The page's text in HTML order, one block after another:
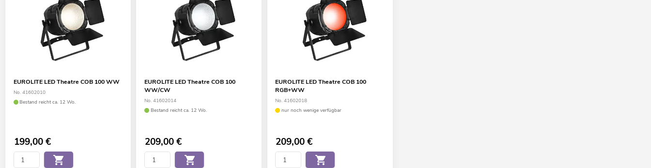
EUROLITE LED Theatre COB 100 WW
No. 41602010
Bestand reicht ca. 12 Wo.
199,00€
EUROLITE LED Theatre COB 100
WW/CW
No. 41602014
Bestand reicht ca. 12 Wo.
209,00€
EUROLITE LED Theatre COB 100
RGB+WW
No. 41602018
nur noch wenige verfügbar
209,00€